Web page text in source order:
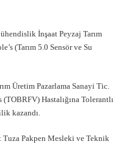
İnşaat Peyzaj Tarım
(Tarım 5.0 Sensör ve Su
Üretim Pazarlama Sanayi Tic.
Hastalığına Tolerantlı
kazandı.
Tuza Pakpen Mesleki ve Teknik